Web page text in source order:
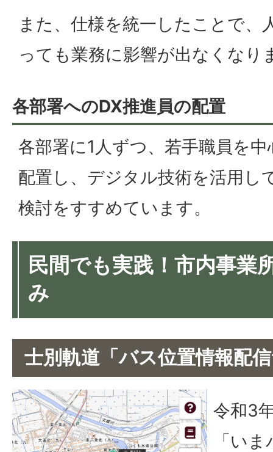
また、仕様を統一したことで、
っても業務に影響が出なくなり
各部署へのDX推進員の配置
各部署に1人ずつ、若手職員を
配置し、デジタル技術を活用し
検討をすすめています。
民間でも実践！市内事業
み
士別軌道「バス位置情報配
令和3
「い